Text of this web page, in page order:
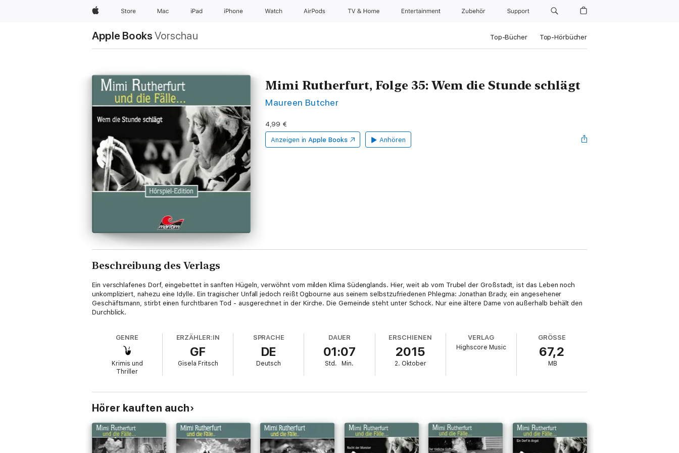
Apple Store Mac iPad iPhone Watch AirPods TV & Home Entertainment Zubehör Support
Apple Books Vorschau Top-Bücher Top-Hörbücher
Mimi Rutherfurt, Folge 35: Wem die Stunde schlägt
Maureen Butcher
4,99 €
Anzeigen in Apple Books Anhören
Beschreibung des Verlags
Ein verschlafenes Dorf, eingebettet in sanften Hügeln, verwöhnt vom milden Klima Südenglands. Hier, weit ab vom Trubel der Großstadt, ist das Leben noch
unkompliziert, nahezu eine Idylle. Ein tragischer Unfall jedoch reißt Ogbourne aus seinem selbstzufriedenen Phlegma: Jonathan Brady, ein angesehener
Geschäftsmann, stirbt einen furchtbaren Tod - ausgerechnet in der Kirche. Die Gemeinde steht unter Schock. Nur eine ältere Dame von außerhalb behält den
Durchblick.
GENRE
Krimis und
Thriller
ERZÄHLER:IN
GF
Gisela Fritsch
SPRACHE
DE
Deutsch
DAUER
01:07
Std. Min.
ERSCHIENEN
2015
2. Oktober
VERLAG
Highscore Music
GRÖSSE
67,2
MB
Hörer kauften auch